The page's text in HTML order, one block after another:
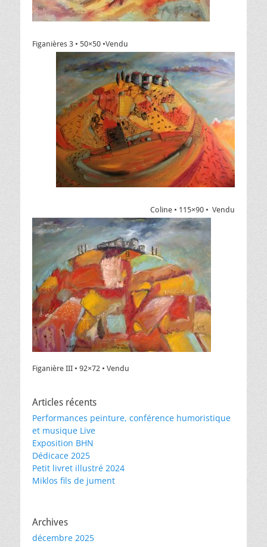
Figanières 3 • 50×50 •Vendu
Coline • 115×90 • Vendu
Figanière III • 92×72 • Vendu
Articles récents
Performances peinture, conférence humoristique
et musique Live
Exposition BHN
Dédicace 2025
Petit livret illustré 2024
Miklos fils de jument
Archives
décembre 2025